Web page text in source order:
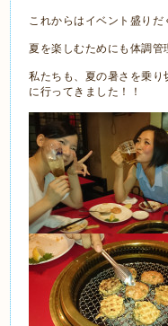
これからはイベント盛り
夏を楽しむためにも体調
私たちも、夏の暑さを乗
に行ってきました！！